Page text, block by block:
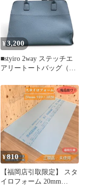
¥3,200
■styiro 2way ステッチエ
アリートートバッグ（ブ
¥810
【福岡店引取限定】 スタ
イロフォーム 20mm